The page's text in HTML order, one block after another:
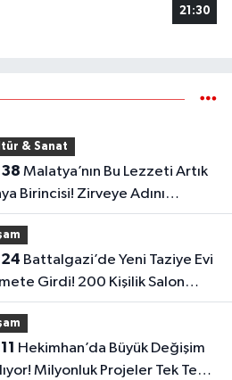
21:30
& Sanat
Birincisi! Zirveye Adını
Girdi! 200 Kişilik Salon
Çekti
Milyonluk Projeler Tek Tek